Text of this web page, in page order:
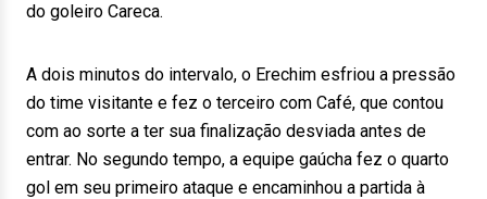
do goleiro Careca.
A dois minutos do intervalo, o Erechim esfriou a pressão
do time visitante e fez o terceiro com Café, que contou
com ao sorte a ter sua finalização desviada antes de
entrar. No segundo tempo, a equipe gaúcha fez o quarto
gol em seu primeiro ataque e encaminhou a partida à